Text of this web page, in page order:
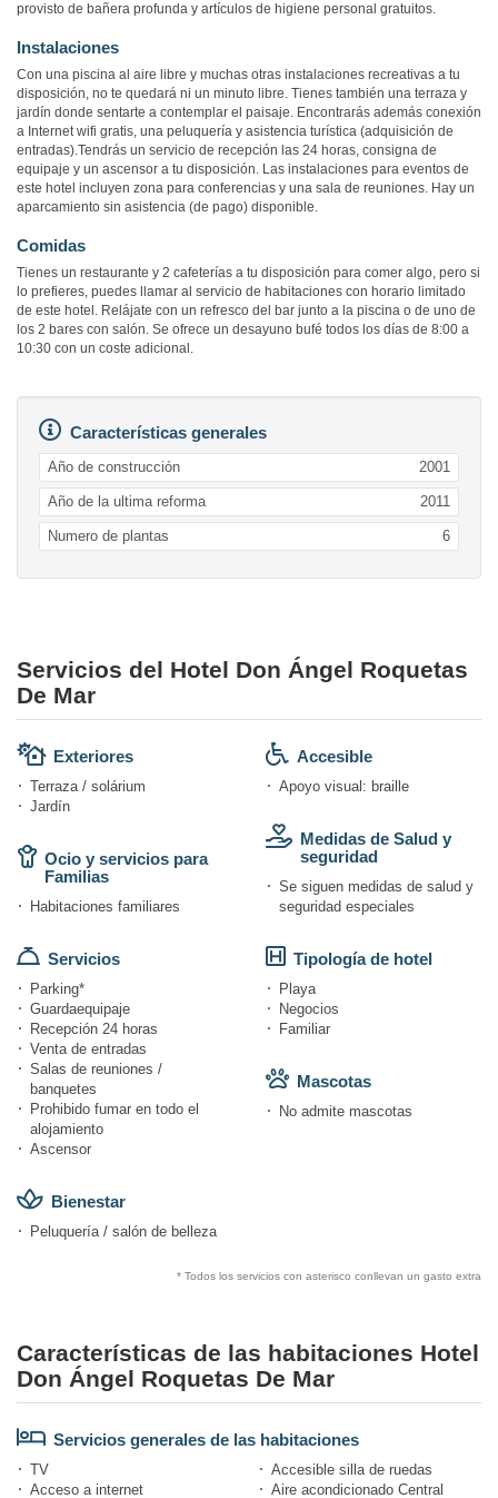
provisto de bañera profunda y artículos de higiene personal gratuitos.
Instalaciones
Con una piscina al aire libre y muchas otras instalaciones recreativas a tu
disposición, no te quedará ni un minuto libre. Tienes también una terraza y
jardín donde sentarte a contemplar el paisaje. Encontrarás además conexión
a Internet wifi gratis, una peluquería y asistencia turística (adquisición de
entradas).Tendrás un servicio de recepción las 24 horas, consigna de
equipaje y un ascensor a tu disposición. Las instalaciones para eventos de
este hotel incluyen zona para conferencias y una sala de reuniones. Hay un
aparcamiento sin asistencia (de pago) disponible.
Comidas
Tienes un restaurante y 2 cafeterías a tu disposición para comer algo, pero si
lo prefieres, puedes llamar al servicio de habitaciones con horario limitado
de este hotel. Relájate con un refresco del bar junto a la piscina o de uno de
los 2 bares con salón. Se ofrece un desayuno bufé todos los días de 8:00 a
10:30 con un coste adicional.
Características generales
Año de construcción 2001
Año de la ultima reforma 2011
Numero de plantas 6
Servicios del Hotel Don Ángel Roquetas
De Mar
Exteriores
Terraza / solárium
Jardín
Ocio y servicios para
Familias
Habitaciones familiares
Servicios
Parking*
Guardaequipaje
Recepción 24 horas
Venta de entradas
Salas de reuniones /
banquetes
Prohibido fumar en todo el
alojamiento
Ascensor
Bienestar
Peluquería / salón de belleza
Accesible
Apoyo visual: braille
Medidas de Salud y
seguridad
Se siguen medidas de salud y
seguridad especiales
Tipología de hotel
Playa
Negocios
Familiar
Mascotas
No admite mascotas
* Todos los servicios con asterisco conllevan un gasto extra
Características de las habitaciones Hotel
Don Ángel Roquetas De Mar
Servicios generales de las habitaciones
TV
Accesible silla de ruedas
Acceso a internet
Aire acondicionado Central